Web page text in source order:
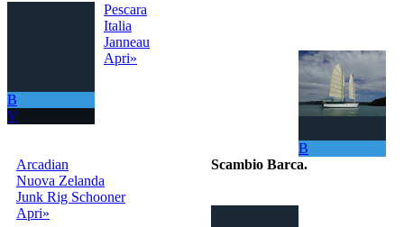
B
V
Pescara
Italia
Janneau
Apri»
B
Arcadian
Nuova Zelanda
Junk Rig Schooner
Apri»
Scambio Barca.